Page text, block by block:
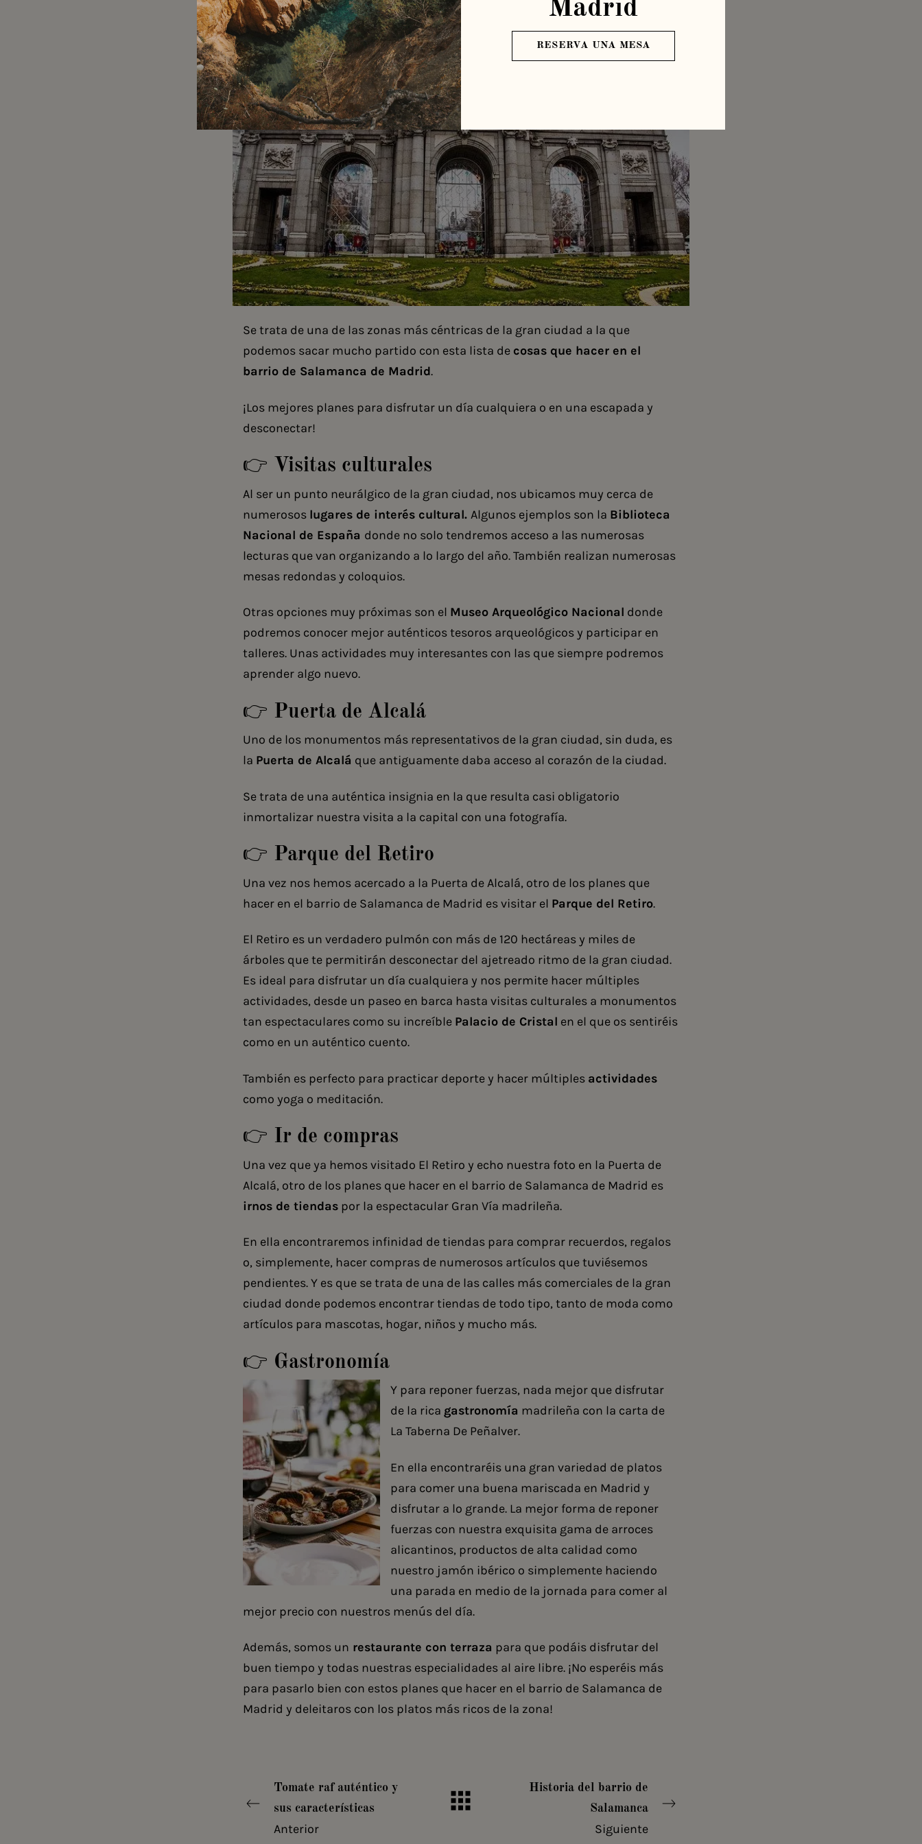
Se trata de una de las zonas más céntricas de la gran ciudad a la que
podemos sacar mucho partido con esta lista de cosas que hacer en el
barrio de Salamanca de Madrid.
¡Los mejores planes para disfrutar un día cualquiera o en una escapada y
desconectar!
👉 Visitas culturales
Al ser un punto neurálgico de la gran ciudad, nos ubicamos muy cerca de
numerosos lugares de interés cultural. Algunos ejemplos son la Biblioteca
Nacional de España donde no solo tendremos acceso a las numerosas
lecturas que van organizando a lo largo del año. También realizan numerosas
mesas redondas y coloquios.
Otras opciones muy próximas son el Museo Arqueológico Nacional donde
podremos conocer mejor auténticos tesoros arqueológicos y participar en
talleres. Unas actividades muy interesantes con las que siempre podremos
aprender algo nuevo.
👉 Puerta de Alcalá
Uno de los monumentos más representativos de la gran ciudad, sin duda, es
la Puerta de Alcalá que antiguamente daba acceso al corazón de la ciudad.
Se trata de una auténtica insignia en la que resulta casi obligatorio
inmortalizar nuestra visita a la capital con una fotografía.
👉 Parque del Retiro
Una vez nos hemos acercado a la Puerta de Alcalá, otro de los planes que
hacer en el barrio de Salamanca de Madrid es visitar el Parque del Retiro.
El Retiro es un verdadero pulmón con más de 120 hectáreas y miles de
árboles que te permitirán desconectar del ajetreado ritmo de la gran ciudad.
Es ideal para disfrutar un día cualquiera y nos permite hacer múltiples
actividades, desde un paseo en barca hasta visitas culturales a monumentos
tan espectaculares como su increíble Palacio de Cristal en el que os sentiréis
como en un auténtico cuento.
También es perfecto para practicar deporte y hacer múltiples actividades
como yoga o meditación.
👉 Ir de compras
Una vez que ya hemos visitado El Retiro y echo nuestra foto en la Puerta de
Alcalá, otro de los planes que hacer en el barrio de Salamanca de Madrid es
irnos de tiendas por la espectacular Gran Vía madrileña.
En ella encontraremos infinidad de tiendas para comprar recuerdos, regalos
o, simplemente, hacer compras de numerosos artículos que tuviésemos
pendientes. Y es que se trata de una de las calles más comerciales de la gran
ciudad donde podemos encontrar tiendas de todo tipo, tanto de moda como
artículos para mascotas, hogar, niños y mucho más.
👉 Gastronomía
Y para reponer fuerzas, nada mejor que disfrutar
de la rica gastronomía madrileña con la carta de
La Taberna De Peñalver.
En ella encontraréis una gran variedad de platos
para comer una buena mariscada en Madrid y
disfrutar a lo grande. La mejor forma de reponer
fuerzas con nuestra exquisita gama de arroces
alicantinos, productos de alta calidad como
nuestro jamón ibérico o simplemente haciendo
una parada en medio de la jornada para comer al
mejor precio con nuestros menús del día.
Además, somos un restaurante con terraza para que podáis disfrutar del
buen tiempo y todas nuestras especialidades al aire libre. ¡No esperéis más
para pasarlo bien con estos planes que hacer en el barrio de Salamanca de
Madrid y deleitaros con los platos más ricos de la zona!
Tomate raf auténtico y
sus características
Anterior
Historia del barrio de
Salamanca
Siguiente
Madrid
RESERVA UNA MESA